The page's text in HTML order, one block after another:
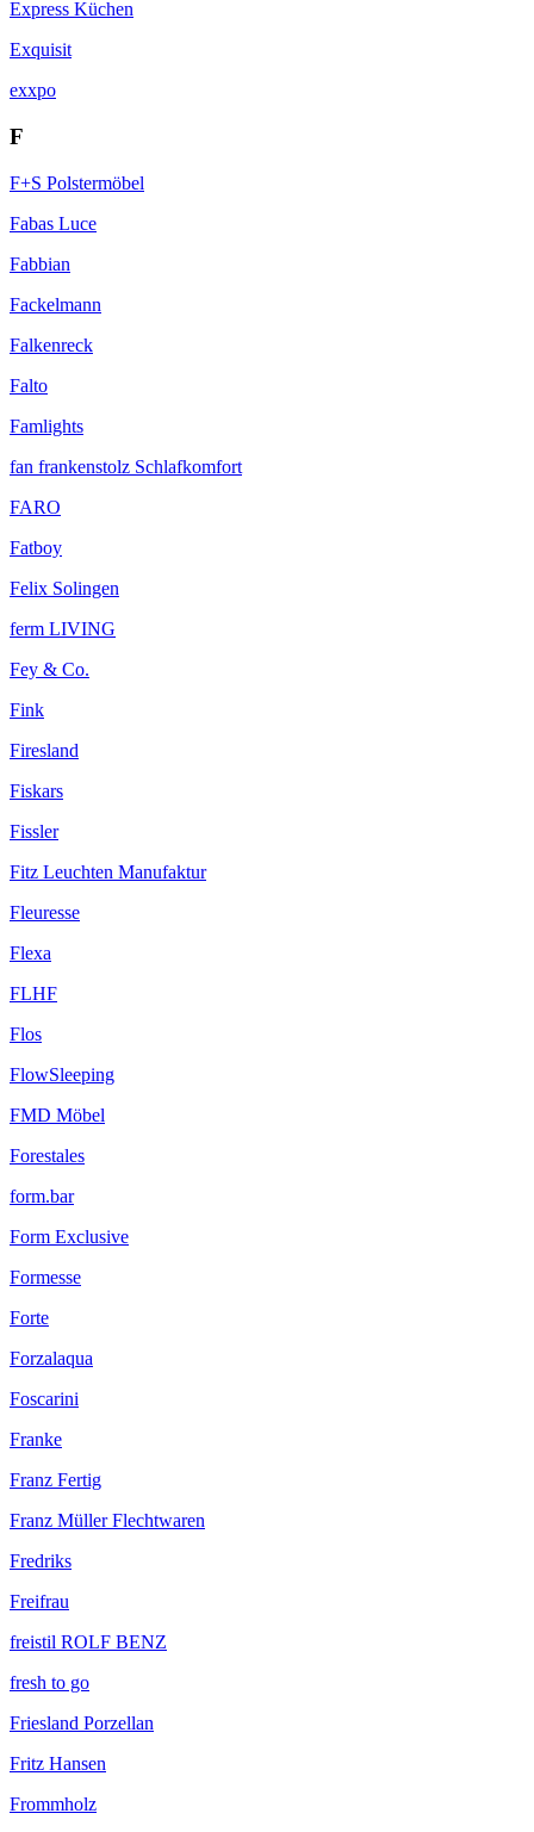
Express Küchen
Exquisit
exxpo
F
F+S Polstermöbel
Fabas Luce
Fabbian
Fackelmann
Falkenreck
Falto
Famlights
fan frankenstolz Schlafkomfort
FARO
Fatboy
Felix Solingen
ferm LIVING
Fey & Co.
Fink
Firesland
Fiskars
Fissler
Fitz Leuchten Manufaktur
Fleuresse
Flexa
FLHF
Flos
FlowSleeping
FMD Möbel
Forestales
form.bar
Form Exclusive
Formesse
Forte
Forzalaqua
Foscarini
Franke
Franz Fertig
Franz Müller Flechtwaren
Fredriks
Freifrau
freistil ROLF BENZ
fresh to go
Friesland Porzellan
Fritz Hansen
Frommholz